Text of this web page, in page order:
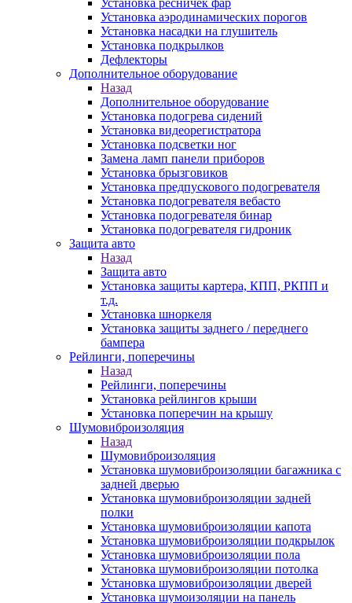
Установка ресничек фар
Установка аэродинамических порогов
Установка насадки на глушитель
Установка подкрылков
Дефлекторы
Дополнительное оборудование
Назад
Дополнительное оборудование
Установка подогрева сидений
Установка видеорегистратора
Установка подсветки ног
Замена ламп панели приборов
Установка брызговиков
Установка предпускового подогревателя
Установка подогревателя вебасто
Установка подогревателя бинар
Установка подогревателя гидроник
Защита авто
Назад
Защита авто
Установка защиты картера, КПП, РКПП и
т.д.
Установка шноркеля
Установка защиты заднего / переднего
бампера
Рейлинги, поперечины
Назад
Рейлинги, поперечины
Установка рейлингов крыши
Установка поперечин на крышу
Шумовиброизоляция
Назад
Шумовиброизоляция
Установка шумовиброизоляции багажника с
задней дверью
Установка шумовиброизоляции задней
полки
Установка шумовиброизоляции капота
Установка шумовиброизоляции подкрылок
Установка шумовиброизоляции пола
Установка шумовиброизоляции потолка
Установка шумовиброизоляции дверей
Установка шумоизоляции на панель